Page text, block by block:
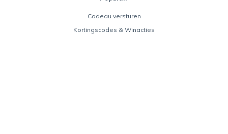
Cadeau versturen
Kortingscodes & Winacties